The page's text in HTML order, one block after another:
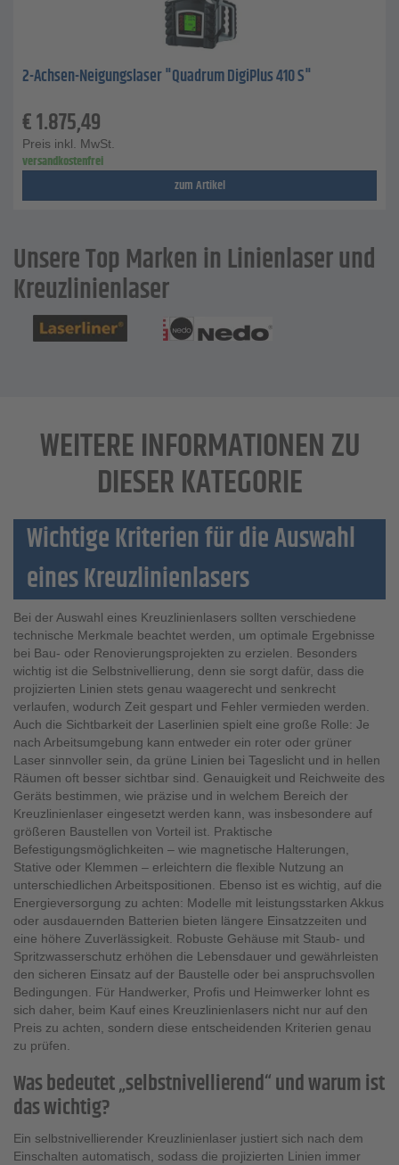
2-Achsen-Neigungslaser "Quadrum DigiPlus 410 S"
€1.875,49
Preis inkl. MwSt.
versandkostenfrei
zum Artikel
Unsere Top Marken in Linienlaser und
Kreuzlinienlaser
WEITERE INFORMATIONEN ZU
DIESER KATEGORIE
Wichtige Kriterien für die Auswahl
eines Kreuzlinienlasers
Bei der Auswahl eines Kreuzlinienlasers sollten verschiedene
technische Merkmale beachtet werden, um optimale Ergebnisse
bei Bau- oder Renovierungsprojekten zu erzielen. Besonders
wichtig ist die Selbstnivellierung, denn sie sorgt dafür, dass die
projizierten Linien stets genau waagerecht und senkrecht
verlaufen, wodurch Zeit gespart und Fehler vermieden werden.
Auch die Sichtbarkeit der Laserlinien spielt eine große Rolle: Je
nach Arbeitsumgebung kann entweder ein roter oder grüner
Laser sinnvoller sein, da grüne Linien bei Tageslicht und in hellen
Räumen oft besser sichtbar sind. Genauigkeit und Reichweite des
Geräts bestimmen, wie präzise und in welchem Bereich der
Kreuzlinienlaser eingesetzt werden kann, was insbesondere auf
größeren Baustellen von Vorteil ist. Praktische
Befestigungsmöglichkeiten – wie magnetische Halterungen,
Stative oder Klemmen – erleichtern die flexible Nutzung an
unterschiedlichen Arbeitspositionen. Ebenso ist es wichtig, auf die
Energieversorgung zu achten: Modelle mit leistungsstarken Akkus
oder ausdauernden Batterien bieten längere Einsatzzeiten und
eine höhere Zuverlässigkeit. Robuste Gehäuse mit Staub- und
Spritzwasserschutz erhöhen die Lebensdauer und gewährleisten
den sicheren Einsatz auf der Baustelle oder bei anspruchsvollen
Bedingungen. Für Handwerker, Profis und Heimwerker lohnt es
sich daher, beim Kauf eines Kreuzlinienlasers nicht nur auf den
Preis zu achten, sondern diese entscheidenden Kriterien genau
zu prüfen.
Was bedeutet „selbstnivellierend“ und warum ist
das wichtig?
Ein selbstnivellierender Kreuzlinienlaser justiert sich nach dem
Einschalten automatisch, sodass die projizierten Linien immer